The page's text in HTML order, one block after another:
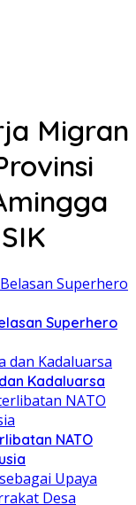
Migran
Superhero
Kadaluarsa
NATO